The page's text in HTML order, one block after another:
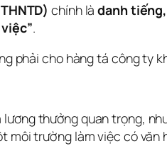
chính là danh
.
phải cho hàng tá công ty
lương thưởng quan trọng,
môi trường làm việc có